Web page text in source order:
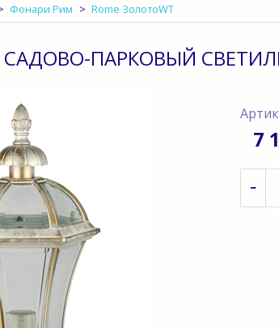
Фонари Рим Rome ЗолотоWT
САДОВО-ПАРКОВЫЙ
7